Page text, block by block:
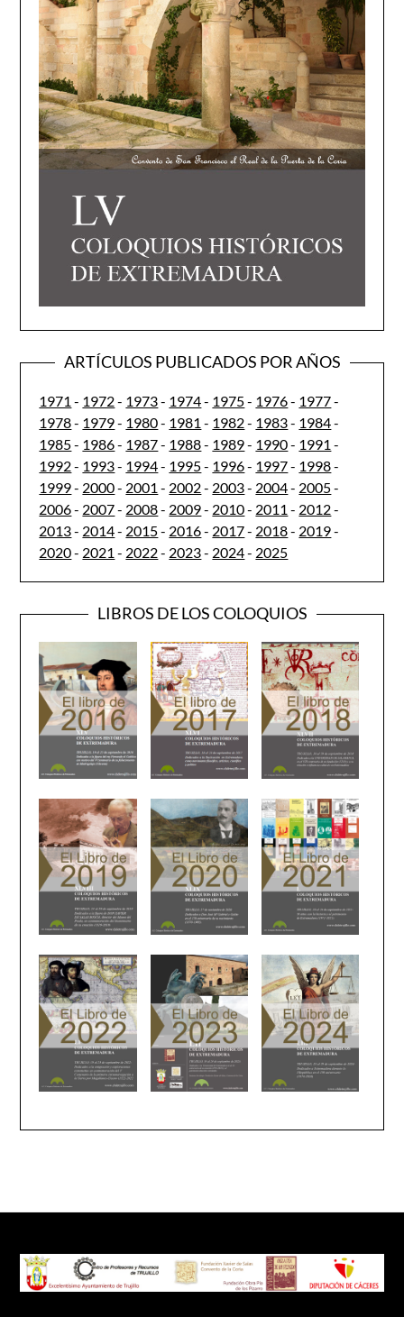
ARTÍCULOS PUBLICADOS POR AÑOS
1971 - 1972- 1973- 1974- 1975- 1976- 1977-
1978- 1979- 1980- 1981 - 1982- 1983- 1984-
1985- 1986- 1987- 1988- 1989- 1990- 1991 -
1992- 1993- 1994- 1995- 1996- 1997- 1998-
1999- 2000- 2001 - 2002- 2003- 2004- 2005-
2006- 2007- 2008- 2009- 2010- 2011 - 2012-
2013- 2014- 2015- 2016- 2017- 2018- 2019-
2020- 2021 - 2022- 2023- 2024- 2025
LIBROS DE LOS COLOQUIOS